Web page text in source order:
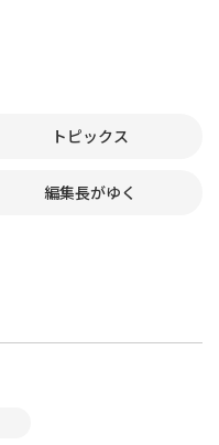
トピックス
編集長がゆく